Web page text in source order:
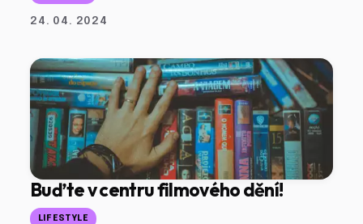
24. 04. 2024
Buďte v centru filmového dění!
LIFESTYLE